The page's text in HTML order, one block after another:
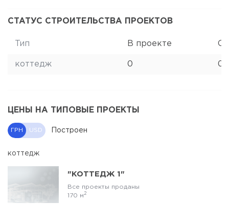
СТАТУС СТРОИТЕЛЬСТВА ПРОЕКТОВ
Тип В проекте
коттедж 0 0
ЦЕНЫ НА ТИПОВЫЕ ПРОЕКТЫ
ГРН USD Построен
коттедж
"КОТТЕДЖ 1"
Все проекты проданы
170 м 2